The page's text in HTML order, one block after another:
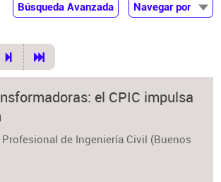
Búsqueda Avanzada
Navegar por
el CPIC impulsa
de Ingeniería Civil (Buenos